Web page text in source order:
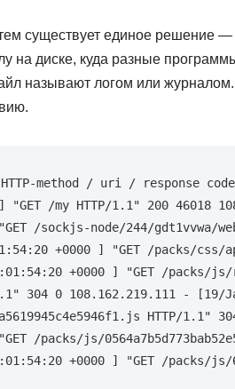
существует единое решение
на диске, куда разные
называют логом или журналом.
method / uri / response
] "GET /my HTTP/1.1" 200 46018
"GET /sockjs-node/244/gdt1vvwa/
+0000 ] "GET /packs/css/
+0000 ]
"GET /packs/
304 0 108.162 .219.111 - [19/
HTTP/1.1"
"GET /packs/js/
+0000 ]
"GET /packs/js/